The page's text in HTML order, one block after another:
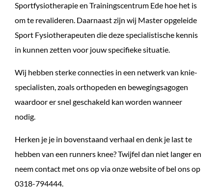
Sportfysiotherapie en Trainingscentrum Ede hoe het is
om te revalideren. Daarnaast zijn wij Master opgeleide
Sport Fysiotherapeuten die deze specialistische kennis
in kunnen zetten voor jouw specifieke situatie.
Wij hebben sterke connecties in een netwerk van knie-
specialisten, zoals orthopeden en bewegingsagogen
waardoor er snel geschakeld kan worden wanneer
nodig.
Herken je je in bovenstaand verhaal en denk je last te
hebben van een runners knee? Twijfel dan niet langer en
neem contact met ons op via onze website of bel ons op
0318-794444.